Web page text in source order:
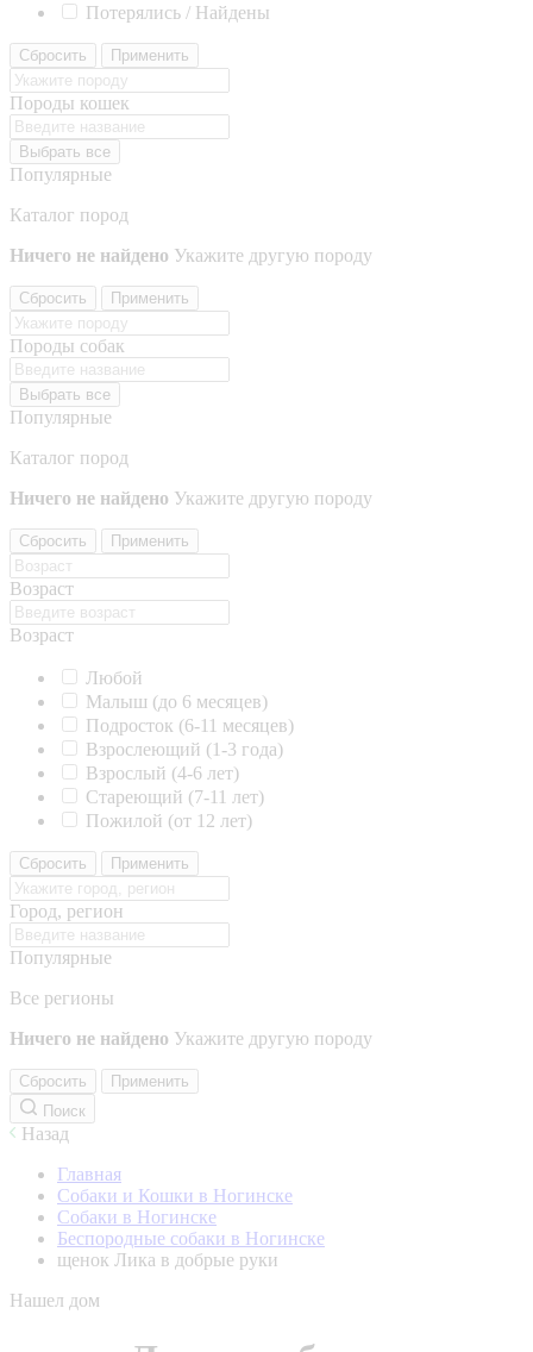
Потерялись / Найдены
Сбросить Применить
Породы кошек
Выбрать все
Популярные
Каталог пород
Ничего не найдено Укажите другую породу
Сбросить Применить
Породы собак
Выбрать все
Популярные
Каталог пород
Ничего не найдено Укажите другую породу
Сбросить Применить
Возраст
Возраст
Любой
Малыш (до 6 месяцев)
Подросток (6-11 месяцев)
Взрослеющий (1-3 года)
Взрослый (4-6 лет)
Стареющий (7-11 лет)
Пожилой (от 12 лет)
Сбросить Применить
Город, регион
Популярные
Все регионы
Ничего не найдено Укажите другую породу
Сбросить
Применить
Поиск
Назад
Главная
Собаки и Кошки в Ногинске
Собаки в Ногинске
Беспородные собаки в Ногинске
щенок Лика в добрые руки
Нашел дом